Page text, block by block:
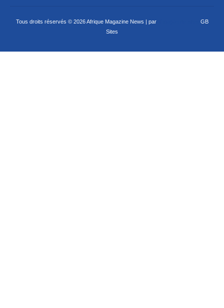
Tous droits réservés © 2026 Afrique Magazine News | par
GB
Sites